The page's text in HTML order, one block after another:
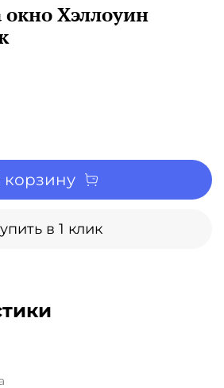
Хэллоуин
корзину
в 1 клик